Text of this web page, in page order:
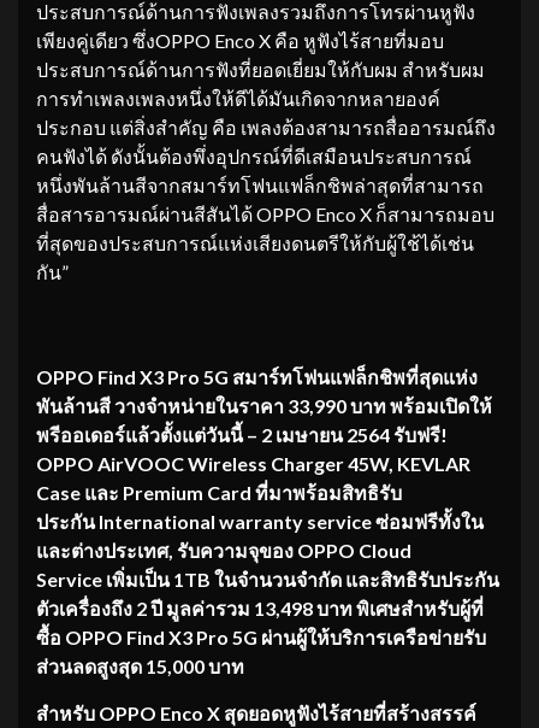
ประสบการณ์ด้านการฟังเพลงรวมถึงการโทรผ่านหูฟัง
เพียงคู่เดียว ซึ่งOPPO Enco X คือ หูฟังไร้สายที่มอบ
ประสบการณ์ด้านการฟังที่ยอดเยี่ยมให้กับผม สำหรับผม
การทำเพลงเพลงหนึ่งให้ดีได้มันเกิดจากหลายองค์
ประกอบ แต่สิ่งสำคัญ คือ เพลงต้องสามารถสื่ออารมณ์ถึง
คนฟังได้ ดังนั้นต้องพึ่งอุปกรณ์ที่ดีเสมือนประสบการณ์
หนึ่งพันล้านสีจากสมาร์ทโฟนแฟล็กชิพล่าสุดที่สามารถ
สื่อสารอารมณ์ผ่านสีสันได้ OPPO Enco X ก็สามารถมอบ
ที่สุดของประสบการณ์แห่งเสียงดนตรีให้กับผู้ใช้ได้เช่น
กัน”
OPPO Find X3 Pro 5G สมาร์ทโฟนแฟล็กชิพที่สุดแห่ง
พันล้านสี วางจำหน่ายในราคา 33,990 บาท พร้อมเปิดให้
พรีออเดอร์แล้วตั้งแต่วันนี้ – 2 เมษายน 2564 รับฟรี!
OPPO AirVOOC Wireless Charger 45W, KEVLAR
Case และ Premium Card ที่มาพร้อมสิทธิรับ
ประกัน International warranty service ซ่อมฟรีทั้งใน
และต่างประเทศ, รับความจุของ OPPO Cloud
Service เพิ่มเป็น 1TB ในจำนวนจำกัด และสิทธิรับประกัน
ตัวเครื่องถึง 2 ปี มูลค่ารวม 13,498 บาทพิเศษสำหรับผู้ที่
ซื้อ OPPO Find X3 Pro 5G ผ่านผู้ให้บริการเครือข่ายรับ
ส่วนลดสูงสุด 15,000 บาท
สำหรับ OPPO Enco X สุดยอดหูฟังไร้สายที่สร้างสรรค์